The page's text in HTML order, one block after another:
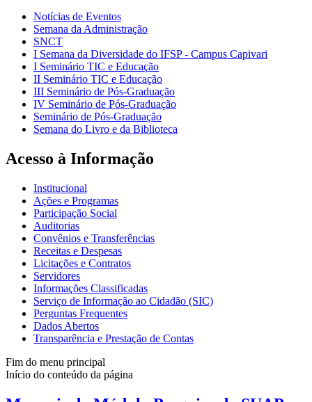
Notícias de Eventos
Semana da Administração
SNCT
I Semana da Diversidade do IFSP - Campus Capivari
I Seminário TIC e Educação
II Seminário TIC e Educação
III Seminário de Pós-Graduação
IV Seminário de Pós-Graduação
Seminário de Pós-Graduação
Semana do Livro e da Biblioteca
Acesso à Informação
Institucional
Ações e Programas
Participação Social
Auditorias
Convênios e Transferências
Receitas e Despesas
Licitações e Contratos
Servidores
Informações Classificadas
Serviço de Informação ao Cidadão (SIC)
Perguntas Frequentes
Dados Abertos
Transparência e Prestação de Contas
Fim do menu principal
Início do conteúdo da página